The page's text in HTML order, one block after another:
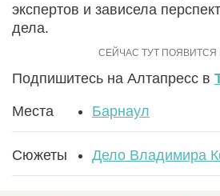
экспертов и зависела
дела.
Подпишитесь на Алтапресс в
Места Барнаул
Сюжеты Дело Владимира